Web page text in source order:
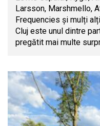
Larsson, Marshmello,
Frequencies și mulți
Cluj este unul dintre
pregătit mai multe